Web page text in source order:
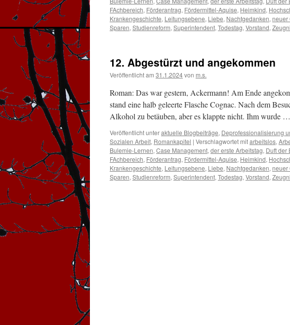
FAchbereich, Förderantrag, Fördermittel-Aquise, Heimkind,
Krankengeschichte, Leitungsebene, Liebe, Nachtgedanken, neuer
Sparen, Studienreform, Superintendent, Todestag, Vorstand,
12. Abgestürzt und angekommen
Veröffentlicht am 31.1.2024von m.s.
Roman: Das war gestern, Ackermann! Am Ende
stand eine halb geleerte Flasche Cognac. Nach dem
Alkohol zu betäuben, aber es klappte nicht. Ihm wurde …
Veröffentlicht unteraktuelle Blogbeiträge, Deprofessionalisierung
Sozialen Arbeit, Romankapitel | Verschlagwortet mitarbeitslos,
Bulemie-Lernen, Case Management, der erste Arbeitstag, Duft der
FAchbereich, Förderantrag, Fördermittel-Aquise, Heimkind,
Krankengeschichte, Leitungsebene, Liebe, Nachtgedanken, neuer
Sparen, Studienreform, Superintendent, Todestag, Vorstand,